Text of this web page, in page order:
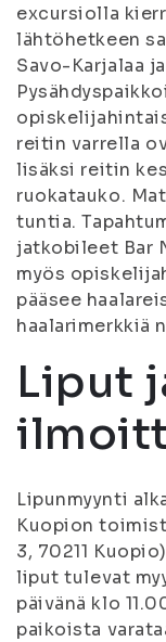
excursiolla
lähtöhetkeen
Savo-Karjalaa
reitin varrella
lisäksi reitin
ruokatauko.
tuntia.
jatkobileet Bar
myös
pääsee
haalarimerkkiä
Liput
Lipunmyynti
Kuopion
3, 70211
liput tulevat
päivänä klo
paikoista